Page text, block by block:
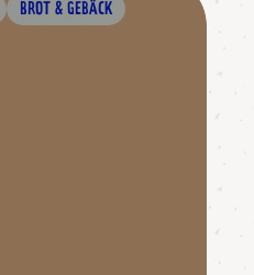
BROT & GEBÄCK